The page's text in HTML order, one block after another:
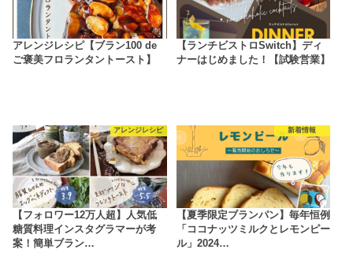
アレンジレシピ【ブラン100 de
ご褒美フロランタントースト】
【ランチビストロSwitch】ディ
ナーはじめました！【試験営業】
アレンジレシピ
【フォロワー12万人超】人気低
糖質料理インスタグラマーが考
案！簡単ブラン…
新着情報
【夏季限定ブランパン】毎年恒例
「ココナッツミルクとレモンピー
ル」2024…